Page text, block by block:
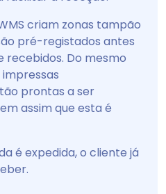
criam zonas tampão
pré-registados antes
Do mesmo
prontas a ser
assim que esta é
é expedida, o cliente já